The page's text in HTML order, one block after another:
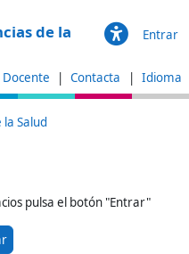
de la
Entrar
Contacta Idioma
la Salud
pulsa el botón "Entrar"